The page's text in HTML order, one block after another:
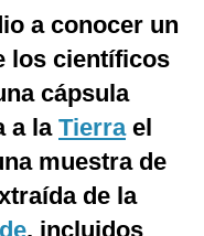
a conocer un
los científicos
cápsula
a la Tierrael
muestra de
de la
, incluidos